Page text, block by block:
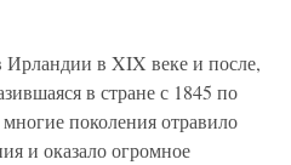
Ирландии в XIX веке и после,
в стране с 1845 по
поколения отравило
и оказало огромное